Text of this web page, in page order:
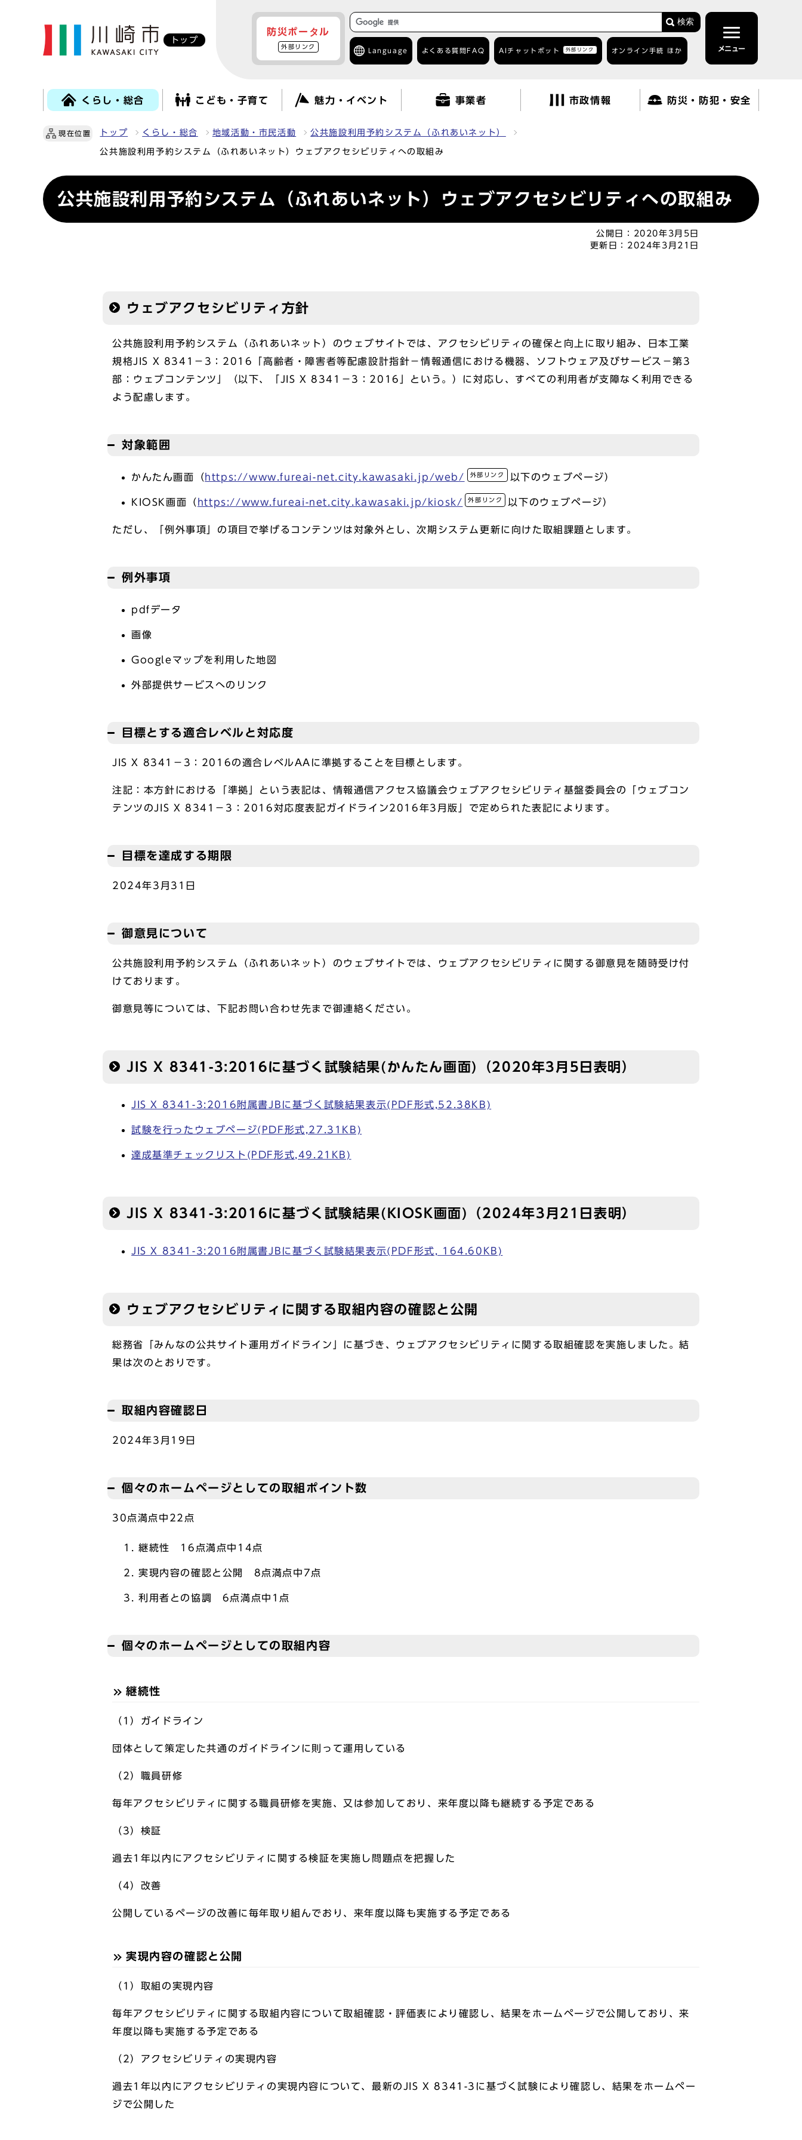
トップ
防災ポータル
外部リンク
検索
Language よくある質問 FAQ AIチャットボット 外部リンク オンライン手続 ほか メニュー
くらし・総合 こども・子育て 魅力・イベント 事業者 市政情報 防災・防犯・安全
現在位置 トップ くらし・総合 地域活動・市民活動 公共施設利用予約システム（ふれあいネット）
公共施設利用予約システム（ふれあいネット）ウェブアクセシビリティへの取組み
公共施設利用予約システム（ふれあいネット）ウェブアクセシビリティへの取組み
公開日：
2020年3月5日
更新日： 2024年3月21日
ウェブアクセシビリティ方針
公共施設利用予約システム（ふれあいネット）のウェブサイトでは、アクセシビリティの確保と向上に取り組み、日本工業
規格JIS X 8341－3：2016「高齢者・障害者等配慮設計指針－情報通信における機器、ソフトウェア及びサービス－第3
部：ウェブコンテンツ」（以下、「JIS X 8341－3：2016」という。）に対応し、すべての利用者が支障なく利用できる
よう配慮します。
対象範囲
かんたん画面（ https://www.fureai-net.city.kawasaki.jp/web/ 外部リンク 以下のウェブページ）
KIOSK画面（ https://www.fureai-net.city.kawasaki.jp/kiosk/ 外部リンク 以下のウェブページ）
ただし、「例外事項」の項目で挙げるコンテンツは対象外とし、次期システム更新に向けた取組課題とします。
例外事項
pdfデータ
画像
Googleマップを利用した地図
外部提供サービスへのリンク
目標とする適合レベルと対応度
JIS X 8341－3：2016の適合レベルAAに準拠することを目標とします。
注記：本方針における「準拠」という表記は、情報通信アクセス協議会ウェブアクセシビリティ基盤委員会の「ウェブコン
テンツのJIS X 8341－3：2016対応度表記ガイドライン2016年3月版」で定められた表記によります。
目標を達成する期限
2024年3月31日
御意見について
公共施設利用予約システム（ふれあいネット）のウェブサイトでは、ウェブアクセシビリティに関する御意見を随時受け付
けております。
御意見等については、下記お問い合わせ先まで御連絡ください。
JIS X 8341-3:2016に基づく試験結果(かんたん画面)（2020年3月5日表明）
JIS X 8341-3:2016附属書JBに基づく試験結果表示(PDF形式,52.38KB)
試験を行ったウェブページ(PDF形式,27.31KB)
達成基準チェックリスト(PDF形式,49.21KB)
JIS X 8341-3:2016に基づく試験結果(KIOSK画面)（2024年3月21日表明）
JIS X 8341-3:2016附属書JBに基づく試験結果表示(PDF形式, 164.60KB)
ウェブアクセシビリティに関する取組内容の確認と公開
総務省「みんなの公共サイト運用ガイドライン」に基づき、ウェブアクセシビリティに関する取組確認を実施しました。結
果は次のとおりです。
取組内容確認日
2024年3月19日
個々のホームページとしての取組ポイント数
30点満点中22点
継続性 16点満点中14点
実現内容の確認と公開 8点満点中7点
利用者との協調 6点満点中1点
個々のホームページとしての取組内容
継続性
（1）ガイドライン
団体として策定した共通のガイドラインに則って運用している
（2）職員研修
毎年アクセシビリティに関する職員研修を実施、又は参加しており、来年度以降も継続する予定である
（3）検証
過去1年以内にアクセシビリティに関する検証を実施し問題点を把握した
（4）改善
公開しているページの改善に毎年取り組んでおり、来年度以降も実施する予定である
実現内容の確認と公開
（1）取組の実現内容
毎年アクセシビリティに関する取組内容について取組確認・評価表により確認し、結果をホームページで公開しており、来
年度以降も実施する予定である
（2）アクセシビリティの実現内容
過去1年以内にアクセシビリティの実現内容について、最新のJIS X 8341-3に基づく試験により確認し、結果をホームペー
ジで公開した